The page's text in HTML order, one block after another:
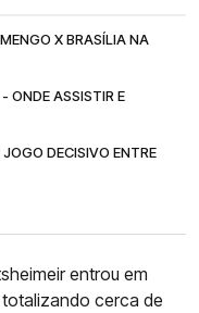
X BRASÍLIA NA
ONDE ASSISTIR E
DECISIVO ENTRE
entrou em
cerca de